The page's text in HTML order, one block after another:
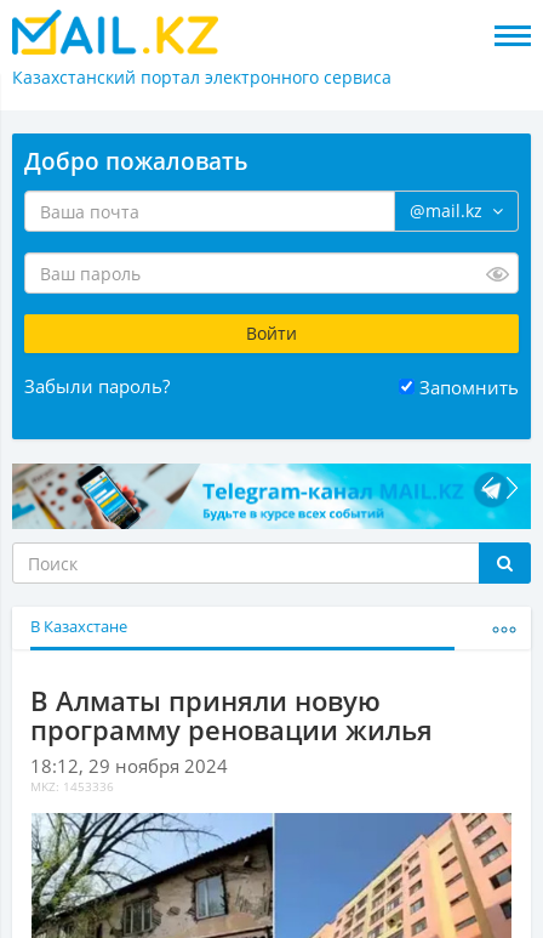
Казахстанский портал электронного сервиса
Добро пожаловать
@mail.kz
Забыли пароль? Запомнить
В Казахстане
В Алматы приняли новую
программу реновации жилья
18:12, 29 ноября 2024
MKZ: 1453336